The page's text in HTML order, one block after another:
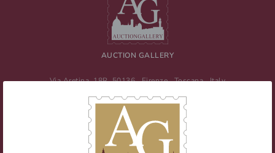
AUCTION GALLERY
Via Aretina, 18R 50136 Firenze,Toscana,Italy
E-mail:info@auctiongallery.it
Partita IVA: